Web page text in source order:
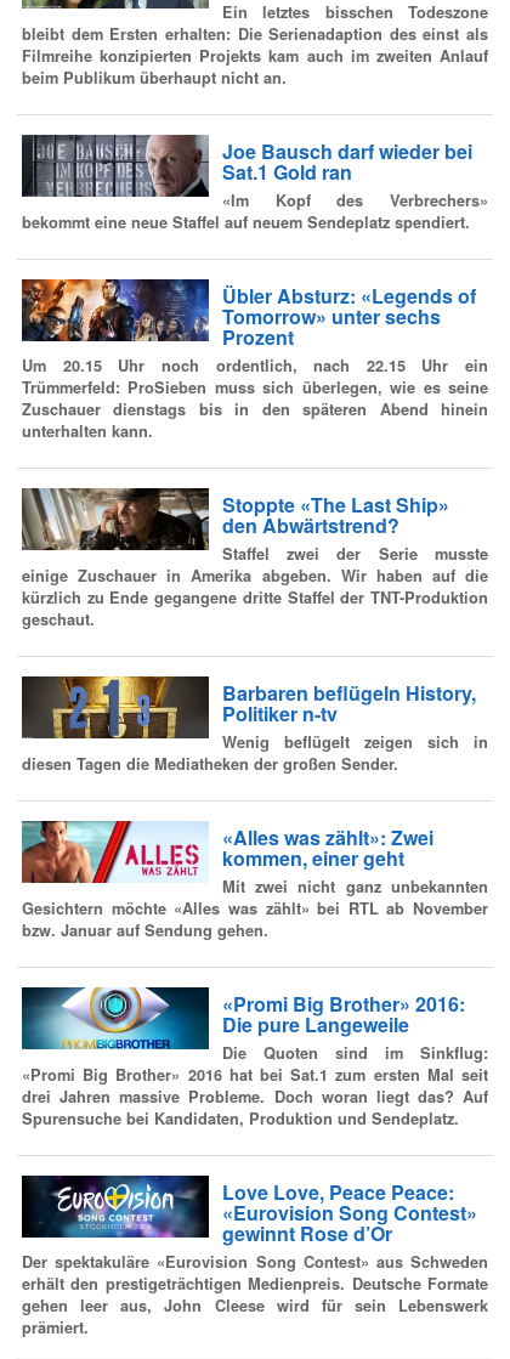
Ein letztes bisschen Todeszone
bleibt dem Ersten erhalten: Die Serienadaption des einst als
Filmreihe konzipierten Projekts kam auch im zweiten Anlauf
beim Publikum überhaupt nicht an.
Joe Bausch darf wieder bei
Sat.1 Gold ran
«Im Kopf des Verbrechers»
bekommt eine neue Staffel auf neuem Sendeplatz spendiert.
Übler Absturz: «Legends of
Tomorrow» unter sechs
Prozent
Um 20.15 Uhr noch ordentlich, nach 22.15 Uhr ein
Trümmerfeld: ProSieben muss sich überlegen, wie es seine
Zuschauer dienstags bis in den späteren Abend hinein
unterhalten kann.
Stoppte «The Last Ship»
den Abwärtstrend?
Staffel zwei der Serie musste
einige Zuschauer in Amerika abgeben. Wir haben auf die
kürzlich zu Ende gegangene dritte Staffel der TNT-Produktion
geschaut.
Barbaren beflügeln History,
Politiker n-tv
Wenig beflügelt zeigen sich in
diesen Tagen die Mediatheken der großen Sender.
«Alles was zählt»: Zwei
kommen, einer geht
Mit zwei nicht ganz unbekannten
Gesichtern möchte «Alles was zählt» bei RTL ab November
bzw. Januar auf Sendung gehen.
«Promi Big Brother» 2016:
Die pure Langeweile
Die Quoten sind im Sinkflug:
«Promi Big Brother» 2016 hat bei Sat.1 zum ersten Mal seit
drei Jahren massive Probleme. Doch woran liegt das? Auf
Spurensuche bei Kandidaten, Produktion und Sendeplatz.
Love Love, Peace Peace:
«Eurovision Song Contest»
gewinnt Rose d’Or
Der spektakuläre «Eurovision Song Contest» aus Schweden
erhält den prestigeträchtigen Medienpreis. Deutsche Formate
gehen leer aus, John Cleese wird für sein Lebenswerk
prämiert.